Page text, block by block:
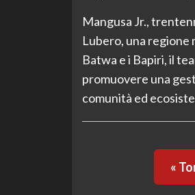
Mangusa Jr.,
Lubero, una regione
Batwa e i Bapiri, il
promuovere una
comunità ed
«